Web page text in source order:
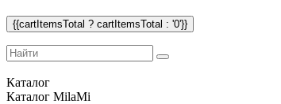
{{cartItemsTotal ? cartItemsTotal : '0'}}
Каталог
Каталог MilaMi